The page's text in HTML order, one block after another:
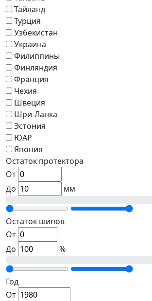
Тайланд
Турция
Узбекистан
Украина
Филиппины
Финляндия
Франция
Чехия
Швеция
Шри-Ланка
Эстония
ЮАР
Япония
Остаток протектора
От
До
мм
Остаток шипов
От
До
%
Год
От